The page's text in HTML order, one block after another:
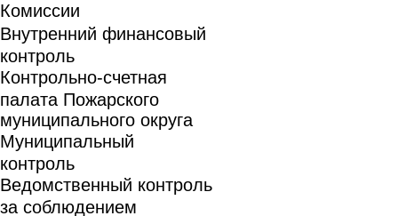
Комиссии
Внутренний финансовый
контроль
Контрольно-счетная
палата Пожарского
муниципального округа
Муниципальный
контроль
Ведомственный контроль
за соблюдением